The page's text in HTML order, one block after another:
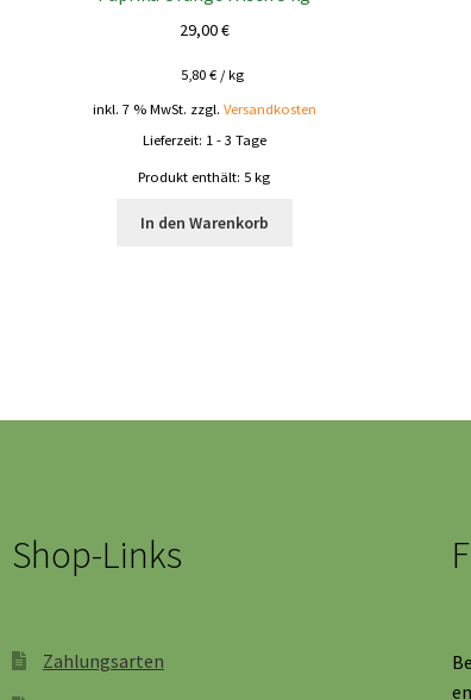
29,00€
5,80 €/kg
inkl. 7 % MwSt. zzgl. Versandkosten
Lieferzeit: 1 - 3 Tage
Produkt enthält: 5kg
In den Warenkorb
Shop-Links
Zahlungsarten